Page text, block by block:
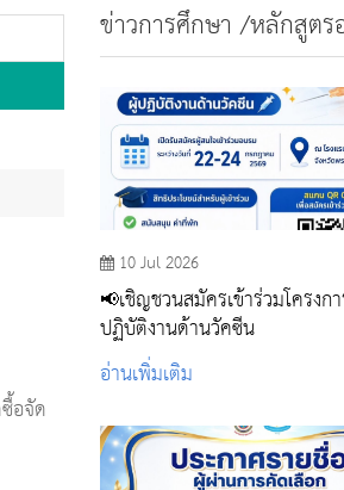
ข่าวการศึกษา /หลักสูตร
10 Jul 2026
📢เชิญชวนสมัครเข้าร่วมโครงก
ปฏิบัติงานด้านวัคซีน
อ่านเพิ่มเติม
อจัด